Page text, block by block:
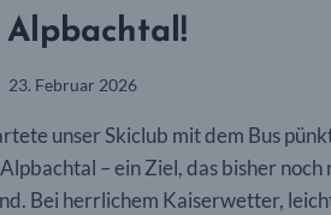
23. Februar 2026
unser Skiclub mit dem Bus
– ein Ziel, das bisher noch
Bei herrlichem Kaiserwetter,